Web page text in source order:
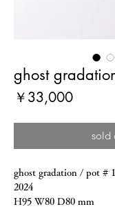
ghost
￥33,000価
sold
ghost gradation / pot #
2024
H95 W80 D80 mm